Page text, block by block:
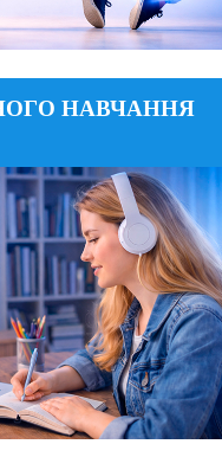
НАВЧАННЯ
Email:
Тел:
+380(50) 444 44 54
Адреса:
36